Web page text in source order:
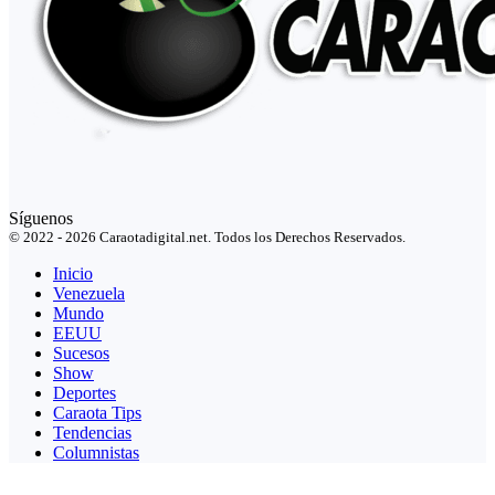
Síguenos
© 2022 - 2026 Caraotadigital.net. Todos los Derechos Reservados.
Inicio
Venezuela
Mundo
EEUU
Sucesos
Show
Deportes
Caraota Tips
Tendencias
Columnistas